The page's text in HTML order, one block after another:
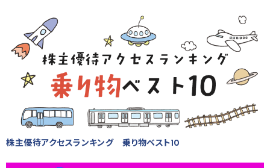
株主優待アクセスランキング 乗り物ベスト10